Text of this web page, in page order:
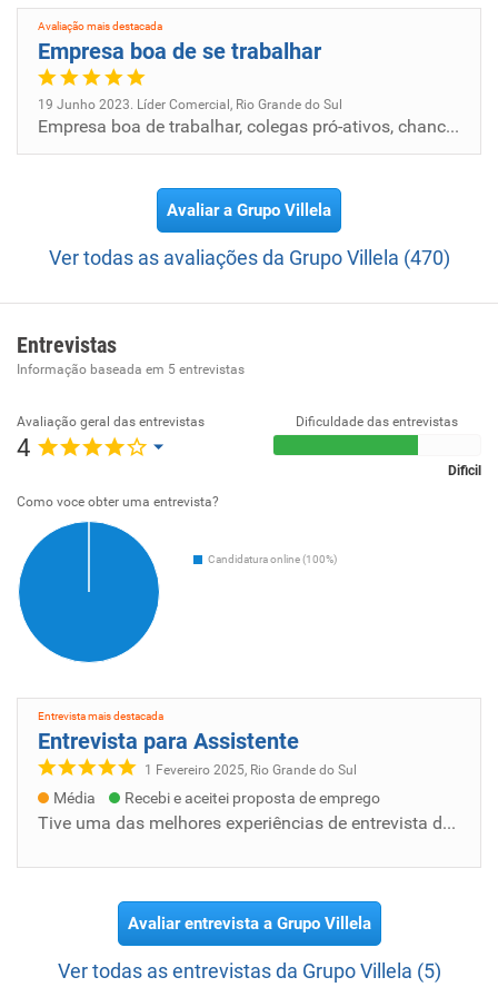
referência em transformação empresarial.
Avaliação mais destacada
Empresa boa de se trabalhar
19 Junho 2023. Líder Comercial, Rio Grande do Sul
Empresa boa de trabalhar, colegas pró-ativos, chance de bons ganhos.
Avaliar a Grupo Villela
Ver todas as avaliações da Grupo Villela (470)
Entrevistas
Informação baseada em 5 entrevistas
Avaliação geral das entrevistas
4
Dificuldade das entrevistas
Dificil
Como voce obter uma entrevista?
Candidatura online (100%)
Entrevista mais destacada
Entrevista para Assistente
1 Fevereiro 2025, Rio Grande do Sul
Média Recebi e aceitei proposta de emprego
Tive uma das melhores experiências de entrevista da minha vida. Me senti muito confortável e fiquei muito agradecido pela forma como o time...
Avaliar entrevista a Grupo Villela
Ver todas as entrevistas da Grupo Villela (5)